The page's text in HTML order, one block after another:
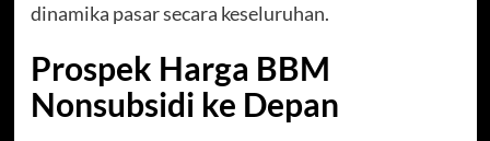
dinamika pasar secara keseluruhan.
Prospek Harga BBM
Nonsubsidi ke Depan